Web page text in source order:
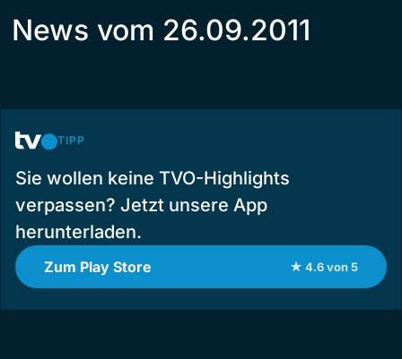
News vom 26.09.2011
TIPP
Sie wollen keine TVO-Highlights
verpassen? Jetzt unsere App
herunterladen.
Zum Play Store ★ 4.6 von 5